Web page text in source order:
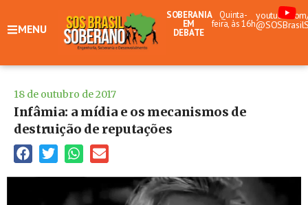
MENU
SOBERANIA
EM
DEBATE
Quinta-
feira, às 16h
18 de outubro de 2017
Infâmia: a mídia e os mecanismos de
destruição de reputações